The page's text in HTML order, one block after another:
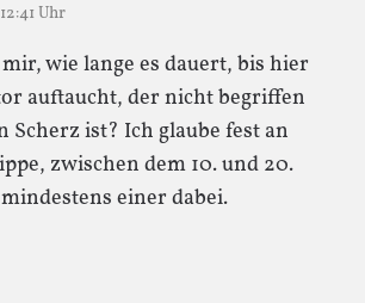
Uhr
wie lange es dauert, bis hier
auftaucht, der nicht begriffen
Scherz ist? Ich glaube fest an
zwischen dem 10. und 20.
einer dabei.